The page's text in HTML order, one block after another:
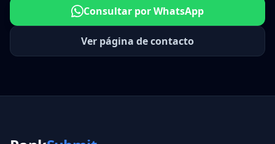
Consultar por WhatsApp
Ver página de contacto